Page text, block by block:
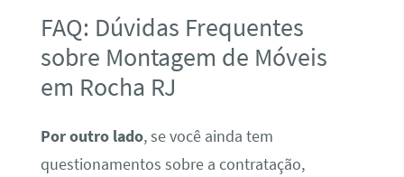
FAQ: Dúvidas Frequentes
sobre Montagem de Móveis
em Rocha RJ
Por outro lado, se você ainda tem
questionamentos sobre a contratação,